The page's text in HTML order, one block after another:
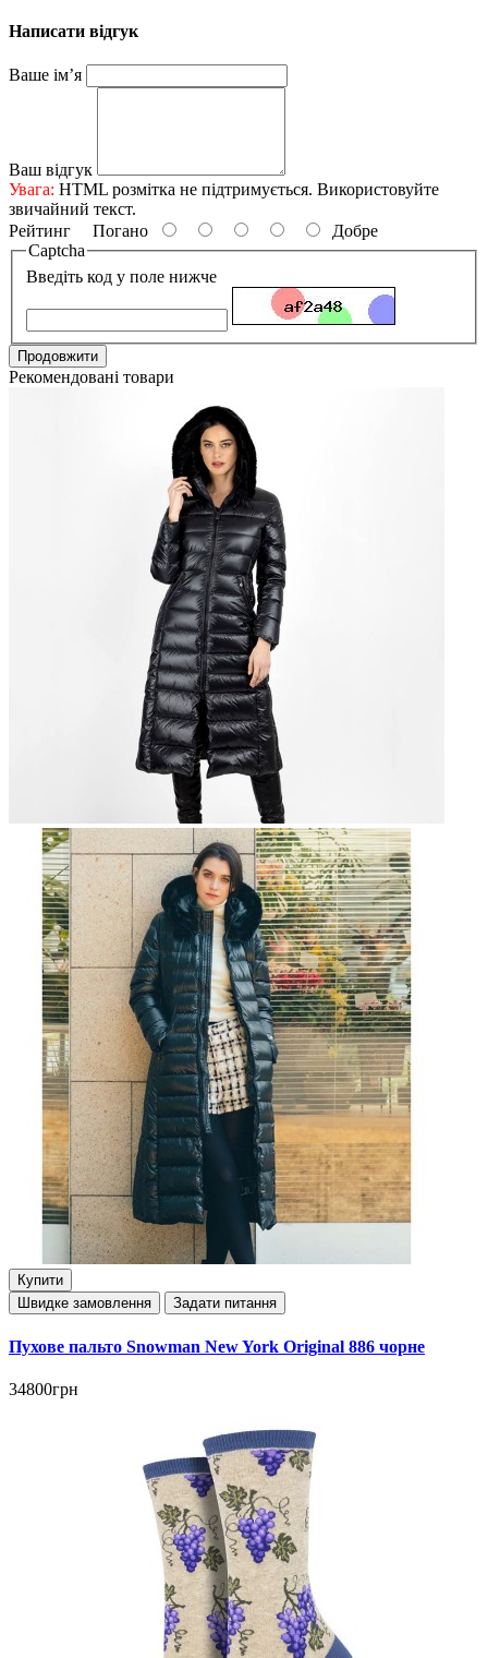
Написати відгук
Ваше ім’я
Ваш відгук
Увага: HTML розмітка не підтримується. Використовуйте
звичайний текст.
Рейтинг Погано
Добре
Captcha
Введіть код у поле нижче
Продовжити
Рекомендовані товари
Купити
Швидке замовлення
Задати питання
Пухове пальто Snowman New York Original 886 чорне
34800грн